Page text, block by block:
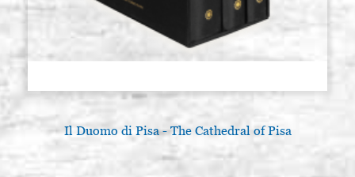
Il Duomo di Pisa - The Cathedral of Pisa